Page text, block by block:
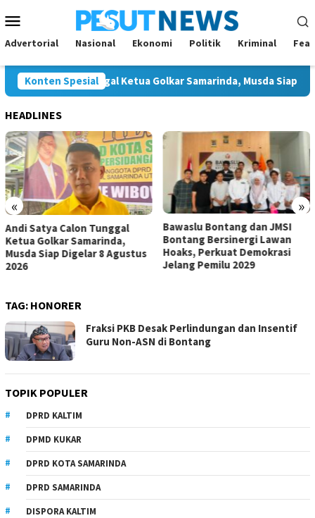
ke
kontenMobile
Advertorial Nasional Ekonomi Politik Kriminal
Konten Spesial
Calon Tunggal Ketua Golkar Samarinda, Musda Siap Digelar
HEADLINES
« »
Bawaslu Bontang dan JMSI
Bontang Bersinergi Lawan
Hoaks, Perkuat Demokrasi
Jelang Pemilu 2029
Komisi IV Tunggu Hasil
Investigasi Satgas soal
Dugaan Pelanggaran SPMB
TAG: HONORER
Fraksi PKB Desak Perlindungan dan Insentif
Guru Non-ASN di Bontang
TOPIK POPULER
DPRD KALTIM
DPMD KUKAR
DPRD KOTA SAMARINDA
DPRD SAMARINDA
DISPORA KALTIM